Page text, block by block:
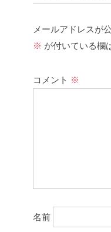
メールアドレスが
※ が付いている欄
コメント ※
名前